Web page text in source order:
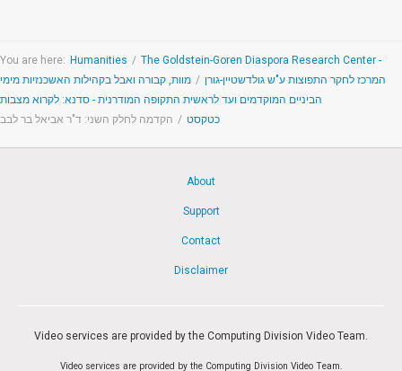
You are here: Humanities / The Goldstein-Goren Diaspora Research Center -
המרכז לחקר התפוצות ע"ש גולדשטיין-גורן / מוות, קבורה ואבל בקהילות האשכנזיות מימי
הביניים המוקדמים ועד לראשית התקופה המודרנית - סדנא: לקרוא מצבות
כטקסט / הקדמה לחלק השני: ד"ר אביאל בר לבב
About
Support
Contact
Disclaimer
Video services are provided by the Computing Division Video Team.
Video services are provided by the Computing Division Video Team.